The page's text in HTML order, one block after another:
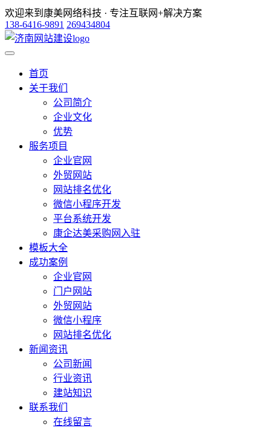
欢迎来到康美网络科技 · 专注互联网+解决方案
138-6416-9891 269434804
首页
关于我们
公司简介
企业文化
优势
服务项目
企业官网
外贸网站
网站排名优化
微信小程序开发
平台系统开发
康企达美采购网入驻
模板大全
成功案例
企业官网
门户网站
外贸网站
微信小程序
网站排名优化
新闻资讯
公司新闻
行业资讯
建站知识
联系我们
在线留言